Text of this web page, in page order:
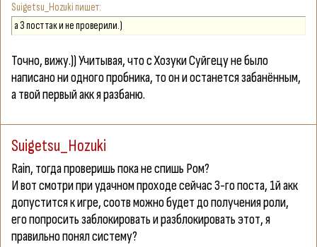
Suigetsu_Hozuki
а 3 пост так и не проверили.)
Точно, вижу.)) Учитывая, что с Хозуки Суйгецу не было
написано ни одного пробника, то он и останется забанённым,
а твой первый акк я разбаню.
Suigetsu_Hozuki
Rain, тогда проверишь пока не спишь Ром?
И вот смотри при удачном проходе сейчас 3-го поста, 1й акк
допустится к игре, соотв можно будет до получения роли,
его попросить заблокировать и разблокировать этот, я
правильно понял систему?